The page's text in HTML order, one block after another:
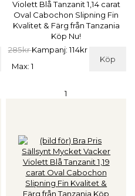
Violett Blå Tanzanit 1,14 carat
Oval Cabochon Slipning Fin
Kvalitet & Färg från Tanzania
Köp Nu!
285krKampanj: 114kr
Köp
Max: 1
1